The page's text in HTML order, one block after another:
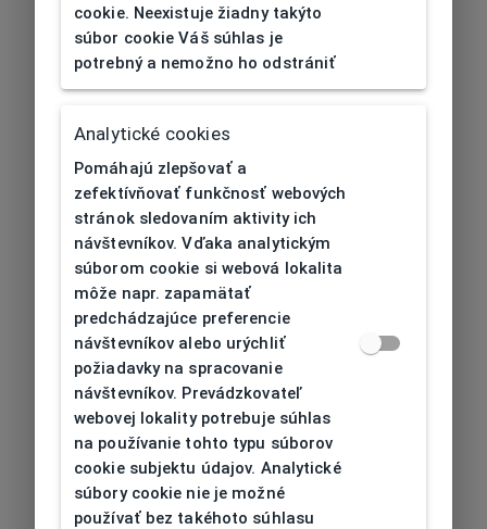
404| Nenájdené
cookie. Neexistuje žiadny takýto
súbor cookie Váš súhlas je
potrebný a nemožno ho odstrániť
Analytické cookies
Pomáhajú zlepšovať a
zefektívňovať funkčnosť webových
stránok sledovaním aktivity ich
návštevníkov. Vďaka analytickým
súborom cookie si webová lokalita
môže napr. zapamätať
predchádzajúce preferencie
návštevníkov alebo urýchliť
požiadavky na spracovanie
návštevníkov. Prevádzkovateľ
webovej lokality potrebuje súhlas
na používanie tohto typu súborov
cookie subjektu údajov. Analytické
súbory cookie nie je možné
používať bez takéhoto súhlasu